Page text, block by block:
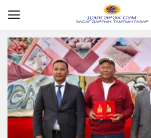
Нүүр
Танилцуулга
МЭДЭЭЛЭЛ